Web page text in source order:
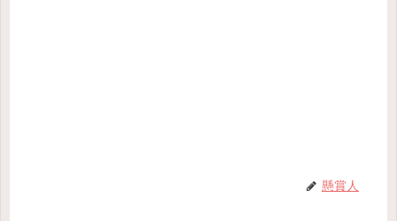
懸賞人